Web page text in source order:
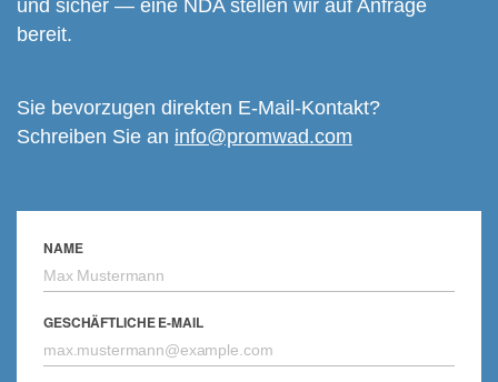
und sicher — eine NDA stellen wir auf Anfrage
bereit.
Sie bevorzugen direkten E-Mail-Kontakt?
Schreiben Sie an info@promwad.com
NAME
GESCHÄFTLICHE E-MAIL